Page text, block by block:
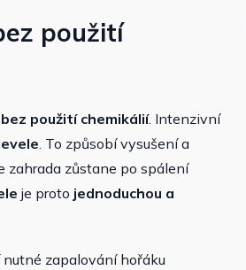
použití
bez použití chemikálií. Intenzivní
. To způsobí vysušení a
zahrada zůstane po spálení
je proto jednoduchou a
zapalování hořáku